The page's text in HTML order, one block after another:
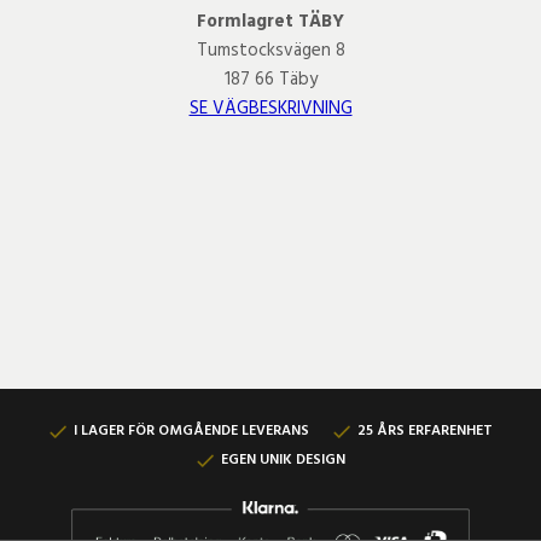
Formlagret TÄBY
Tumstocksvägen 8
187 66 Täby
SE VÄGBESKRIVNING
I LAGER FÖR OMGÅENDE LEVERANS
25 ÅRS ERFARENHET
EGEN UNIK DESIGN